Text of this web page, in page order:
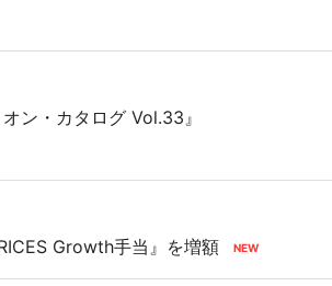
ン・カタログ Vol.33』
Growth手当』を増額